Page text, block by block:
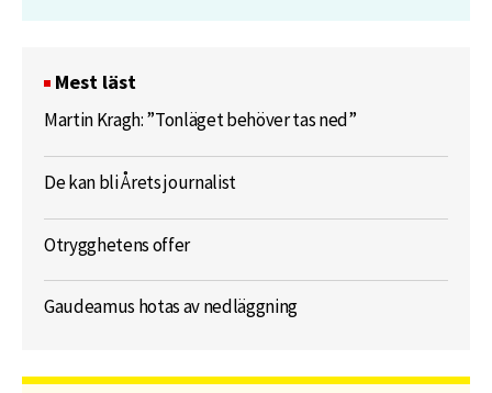
Mest läst
Martin Kragh: ”Tonläget behöver tas ned”
De kan bli Årets journalist
Otrygghetens offer
Gaudeamus hotas av nedläggning